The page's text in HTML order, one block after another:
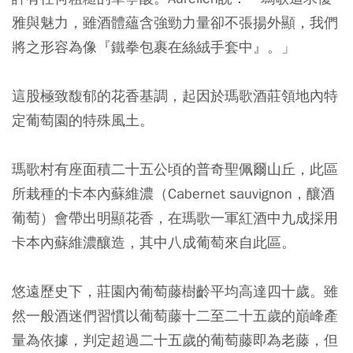
雅與魅力，雖酒體蘊含強勁力量卻不張揚外顯，我們
將之形容為像『鐵拳包裹在絲絨手套中』。」
這股極致馥郁的花香基調，起因於瑪歌酒莊領地內特
定葡萄園的特殊風土。
瑪歌村有座面積二十五公頃的普奇聖佩爾山丘，此區
所栽種的卡本內蘇維濃（Cabernet sauvignon，釀酒
葡萄）會帶出明顯花香，在瑪歌一軍紅酒中九成採用
卡本內蘇維濃釀造，其中八成葡萄來自此區。
悠遠歷史下，莊園內葡萄藤樹齡平均高達四十歲。雖
然一般酒迷們習慣以葡萄藤十二至二十五歲的巔峰產
量為依據，判定超過二十五歲的葡萄藤即為老藤，但